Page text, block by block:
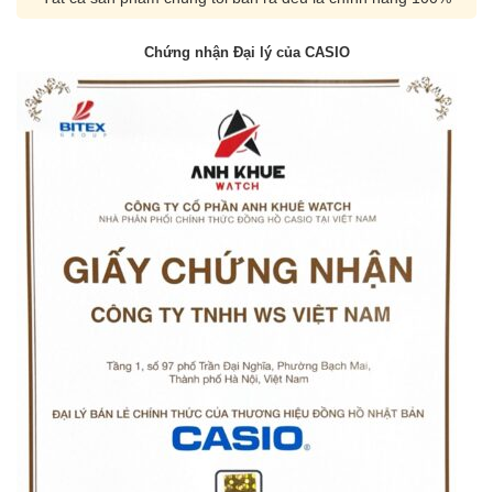
Chứng nhận Đại lý của CASIO